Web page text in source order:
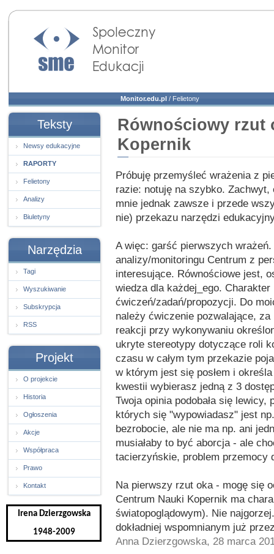
Społeczny Monitor
Edukacji
Monitor.edu.pl / Felietony
Teksty
Newsy edukacyjne
RAPORTY
Felietony
Analizy
Biuletyny
Narzędzia
Tagi
Wyszukiwanie
Subskrypcja
RSS
Projekt
O projekcie
Historia
Ogłoszenia
Akcje
Współpraca
Prawo
Kontakt
Irena Dzierzgowska
1948-2009
Równościowy rzut
Kopernik
Próbuję przemyśleć wrażenia z
razie: notuję na szybko.
mnie jednak zawsze i przede
nie) przekazu narzędzi
A więc: garść pierwszych
analizy/monitoringu Centrum z
interesujące. Równościowe jest,
wiedza dla każdej_ego.
ćwiczeń/zadań/propozycji. Do
należy ćwiczenie pozwalające,
reakcji przy wykonywaniu
ukryte stereotypy dotyczące roli
czasu w całym tym przekazie
w którym jest się posłem i
kwestii wybierasz jedną z 3
Twoja opinia podobała się
których się "wypowiadasz" jest
bezrobocie, ale nie ma np. ani
musiałaby to być aborcja - ale
tacierzyńskie, problem przemocy
Na pierwszy rzut oka - mogę się
Centrum Nauki Kopernik ma
światopoglądowym). Nie
dokładniej wspomnianym już
Anna Dzierzgowska, 28 marca